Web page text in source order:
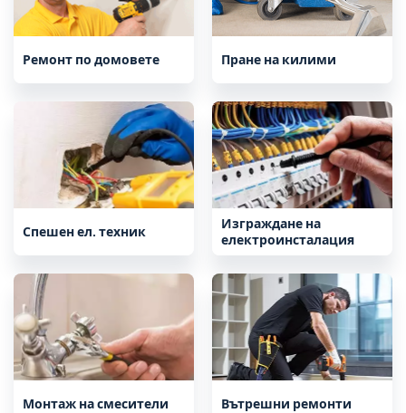
Ремонт по домовете Пране на килими
Спешен ел. техник
Изграждане на
електроинсталация
Монтаж на смесители Вътрешни ремонти